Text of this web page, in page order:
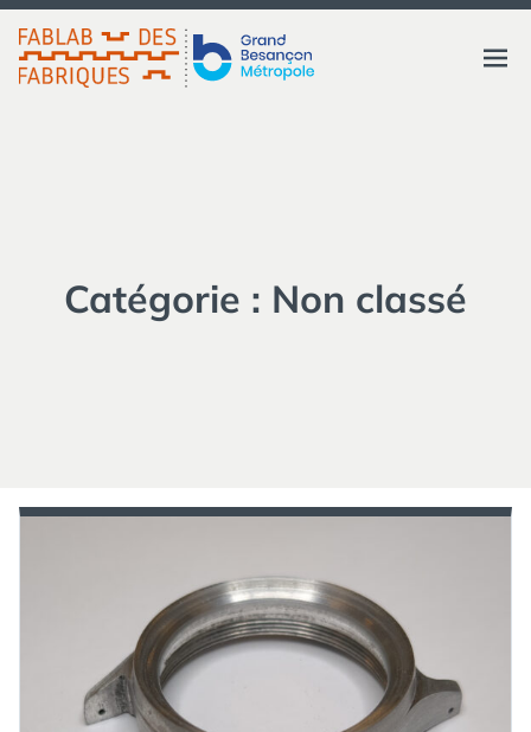
Aller
au
contenu
FABLAB DES FABRIQUES
Catégorie : Non classé